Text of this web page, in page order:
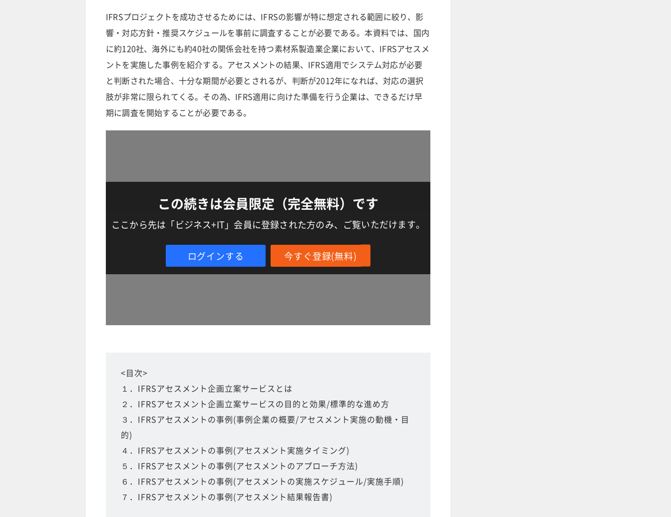
IFRSプロジェクトを成功させるためには、IFRSの影響が特に想定される範囲に絞り、影
響・対応方針・推奨スケジュールを事前に調査することが必要である。本資料では、国内
に約120社、海外にも約40社の関係会社を持つ素材系製造業企業において、IFRSアセスメ
ントを実施した事例を紹介する。アセスメントの結果、IFRS適用でシステム対応が必要
と判断された場合、十分な期間が必要とされるが、判断が2012年になれば、対応の選択
肢が非常に限られてくる。その為、IFRS適用に向けた準備を行う企業は、できるだけ早
期に調査を開始することが必要である。
この続きは会員限定（完全無料）です
ここから先は「ビジネス+IT」会員に登録された方のみ、ご覧いただけます。
ログインする 今すぐ登録(無料)
<目次>
１．IFRSアセスメント企画立案サービスとは
２．IFRSアセスメント企画立案サービスの目的と効果/標準的な進め方
３．IFRSアセスメントの事例(事例企業の概要/アセスメント実施の動機・目
的)
４．IFRSアセスメントの事例(アセスメント実施タイミング)
５．IFRSアセスメントの事例(アセスメントのアプローチ方法)
６．IFRSアセスメントの事例(アセスメントの実施スケジュール/実施手順)
７．IFRSアセスメントの事例(アセスメント結果報告書)